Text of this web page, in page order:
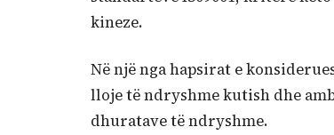
kineze.
Në një nga hapsirat e
lloje të ndryshme kutish dhe
dhuratave të ndryshme.